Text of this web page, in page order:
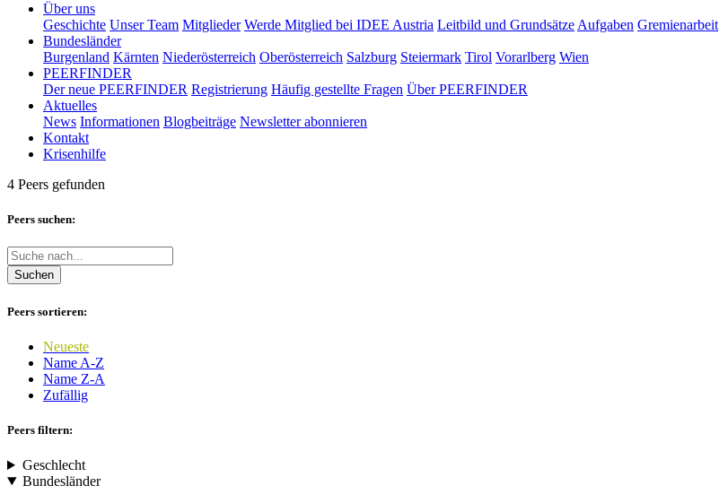
Über uns
Geschichte Unser Team Mitglieder Werde Mitglied bei IDEE Austria Leitbild und Grundsätze Aufgaben Gremienarbeit
Bundesländer
Burgenland Kärnten Niederösterreich Oberösterreich Salzburg Steiermark Tirol Vorarlberg Wien
PEERFINDER
Der neue PEERFINDER Registrierung Häufig gestellte Fragen Über PEERFINDER
Aktuelles
News Informationen Blogbeiträge Newsletter abonnieren
Kontakt
Krisenhilfe
4 Peers gefunden
Peers suchen:
Suchen
Peers sortieren:
Neueste
Name A-Z
Name Z-A
Zufällig
Peers filtern:
Geschlecht
Bundesländer